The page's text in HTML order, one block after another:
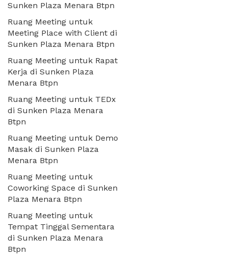
Sunken Plaza Menara Btpn
Ruang Meeting untuk
Meeting Place with Client di
Sunken Plaza Menara Btpn
Ruang Meeting untuk Rapat
Kerja di Sunken Plaza
Menara Btpn
Ruang Meeting untuk TEDx
di Sunken Plaza Menara
Btpn
Ruang Meeting untuk Demo
Masak di Sunken Plaza
Menara Btpn
Ruang Meeting untuk
Coworking Space di Sunken
Plaza Menara Btpn
Ruang Meeting untuk
Tempat Tinggal Sementara
di Sunken Plaza Menara
Btpn